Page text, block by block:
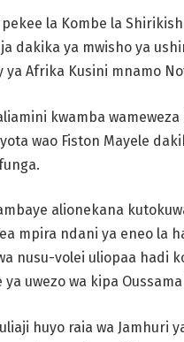
pekee la Kombe la
dakika ya mwisho ya
ya Afrika Kusini mnamo
kwamba
wao Fiston Mayele
alionekana
mpira ndani ya eneo la
nusu-volei uliopaa hadi
ya uwezo wa kipa
huyo raia wa Jamhuri